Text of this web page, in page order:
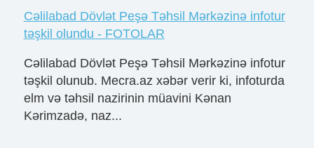
Cəlilabad Dövlət Peşə Təhsil Mərkəzinə infotur
təşkil olundu - FOTOLAR
Cəlilabad Dövlət Peşə Təhsil Mərkəzinə infotur
təşkil olunub. Mecra.az xəbər verir ki, infoturda
elm və təhsil nazirinin müavini Kənan
Kərimzadə, naz...